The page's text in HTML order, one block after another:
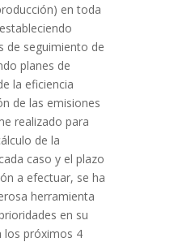
en toda
de seguimiento de
planes de
la eficiencia
de las emisiones
realizado para
de la
caso y el plazo
a efectuar, se ha
herramienta
en su
los próximos 4